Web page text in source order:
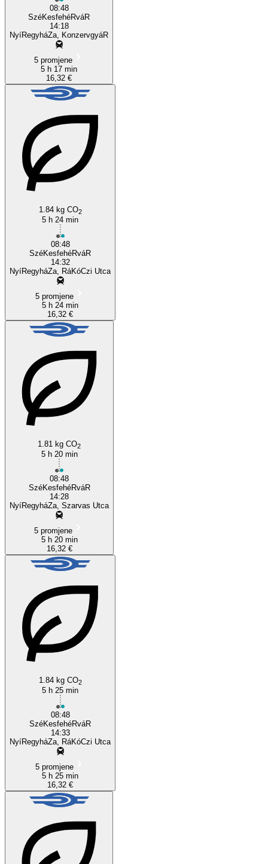
08:48
SzéKesfehéRváR
14:18
NyíRegyháZa, KonzervgyáR
5 promjene
5 h 17 min
16,32 €
1.84 kg CO2
5 h 24 min
08:48
SzéKesfehéRváR
14:32
NyíRegyháZa, RáKóCzi Utca
5 promjene
5 h 24 min
16,32 €
1.81 kg CO2
5 h 20 min
08:48
SzéKesfehéRváR
14:28
NyíRegyháZa, Szarvas Utca
5 promjene
5 h 20 min
16,32 €
1.84 kg CO2
5 h 25 min
08:48
SzéKesfehéRváR
14:33
NyíRegyháZa, RáKóCzi Utca
5 promjene
5 h 25 min
16,32 €